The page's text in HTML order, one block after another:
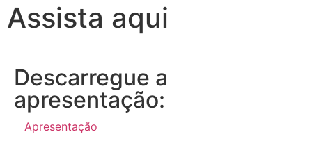
Assista aqui
Descarregue a
apresentação:
Apresentação